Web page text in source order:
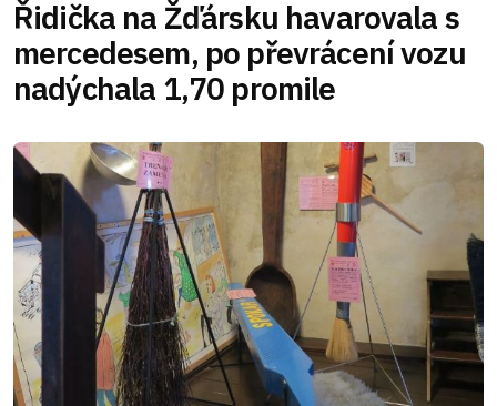
Řidička na Žďársku havarovala s
mercedesem, po převrácení vozu
nadýchala 1,70 promile